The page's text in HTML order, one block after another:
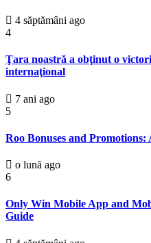
4 săptămâni ago
4
Ţara noastră a obţinut o
internaţional
7 ani ago
5
Roo Bonuses and
o lună ago
6
Only Win Mobile App and
Guide